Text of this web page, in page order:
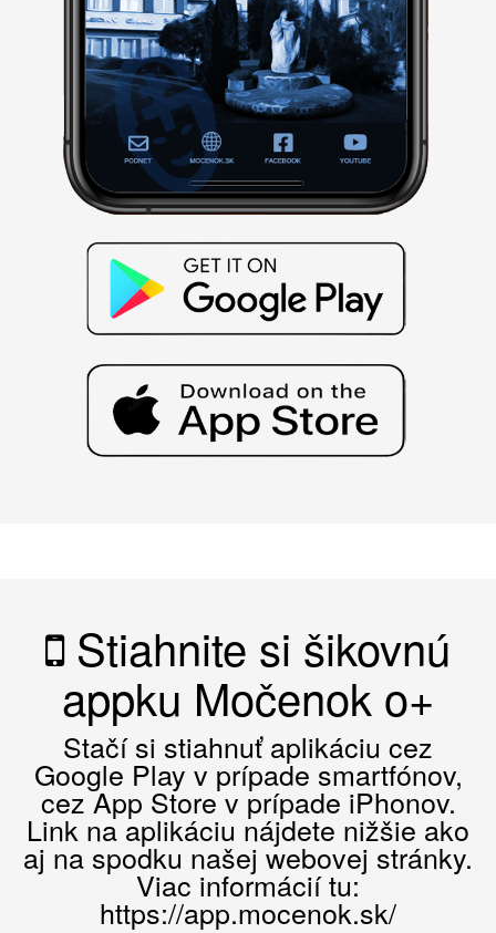
Stiahnite si šikovnú
appku Močenok o+
Stačí si stiahnuť aplikáciu cez
Google Play v prípade smartfónov,
cez App Store v prípade iPhonov.
Link na aplikáciu nájdete nižšie ako
aj na spodku našej webovej stránky.
Viac informácií tu:
https://app.mocenok.sk/